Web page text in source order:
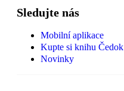
Sledujte nás
Mobilní aplikace
Kupte si knihu Čedok
Novinky